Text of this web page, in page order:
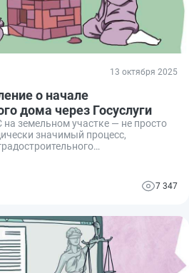
13 октября 2025
о начале
дома через Госуслуги
земельном участке — не просто
значимый процесс,
подача уведомления о
полагают, что эта обязанность
девелоперов, однако на деле
подача уведомления о начале
через Госуслуги.
7 347